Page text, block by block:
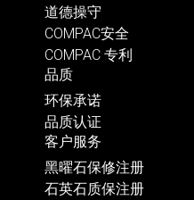
道德操守
COMPAC安全
COMPAC 专利
品质
环保承诺
品质认证
客户服务
黑曜石保修注册
石英石质保注册